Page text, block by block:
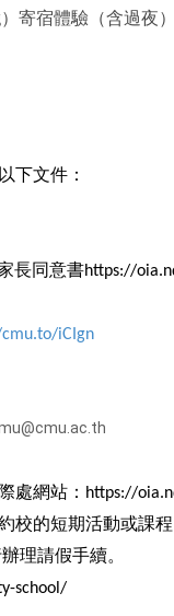
）寄宿體驗（含過夜
下文件：
長同意書https://
iCIgn
處網站： https://
校的短期活動或課
理請假手續。
school/